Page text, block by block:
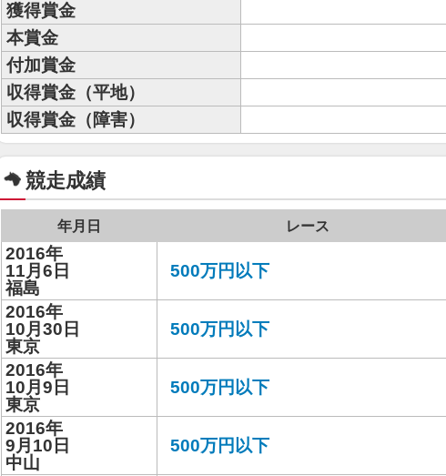
獲得賞金
本賞金
付加賞金
収得賞金（平地）
収得賞金（障害）
競走成績
年月日 レース
2016年
11月6日
福島
500万円以下
2016年
10月30日
東京
500万円以下
2016年
10月9日
東京
500万円以下
2016年
9月10日
中山
500万円以下